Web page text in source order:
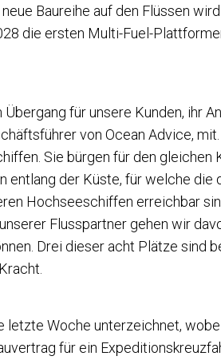
Baureihe auf den Flüssen
die ersten Multi-Fuel-
für unsere Kunden, ihr
von Ocean Advice,
Sie bürgen für den gleichen
entlang der Küste, für welche
Hochseeschiffen erreichbar
Flusspartner gehen wir
Drei dieser acht Plätze sind
letzte Woche unterzeichnet,
für ein